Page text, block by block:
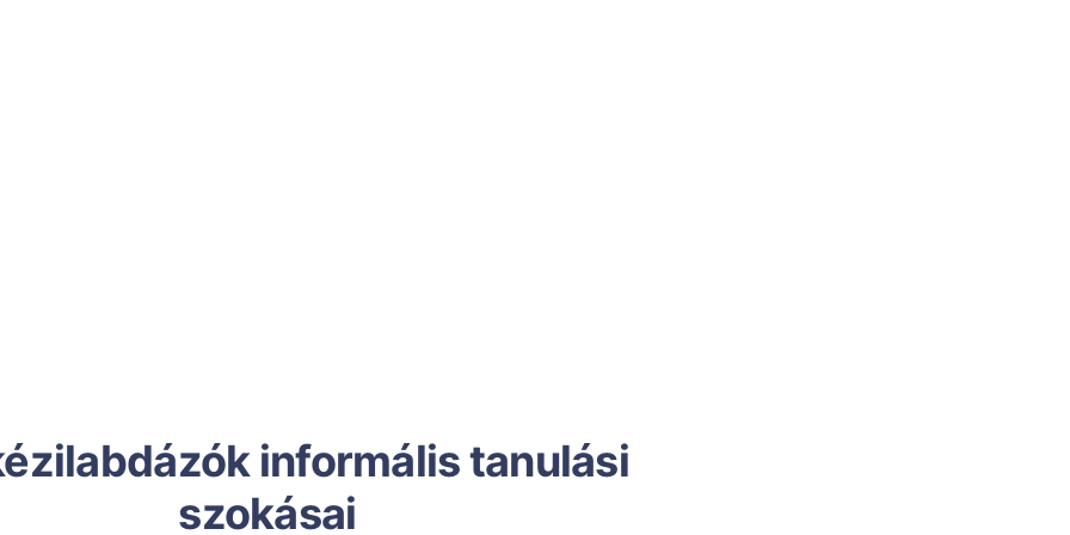
informális tanulási
szokásai